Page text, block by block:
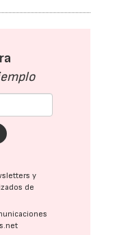
y
de